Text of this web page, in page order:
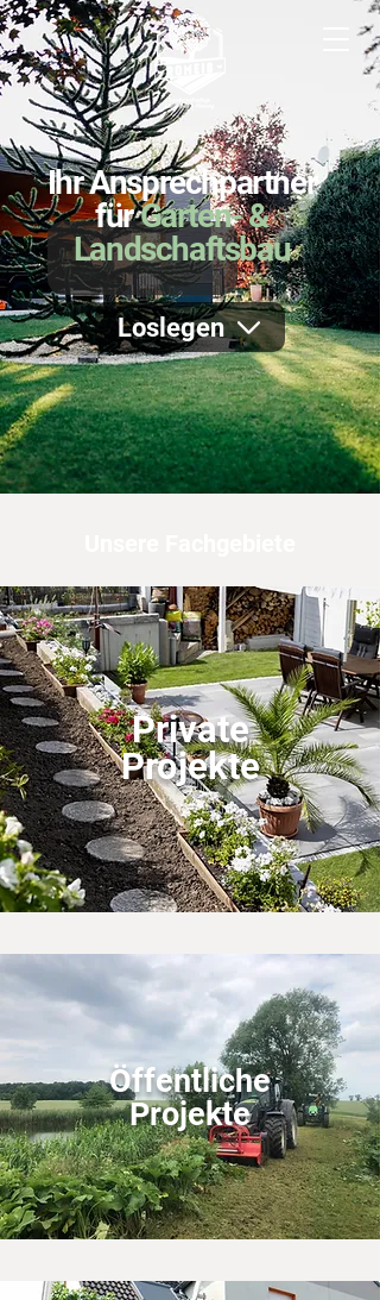
Ihr Ansprechpartner
fürGarten- &
Landschaftsbau
Loslegen
Private
Projekte
Öffentliche
Projekte